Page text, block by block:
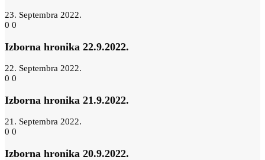
23. Septembra 2022.
0 0
Izborna hronika 22.9.2022.
22. Septembra 2022.
0 0
Izborna hronika 21.9.2022.
21. Septembra 2022.
0 0
Izborna hronika 20.9.2022.